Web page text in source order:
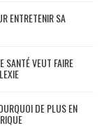
ENTRETENIR SA
SANTÉ VEUT FAIRE
DE PLUS EN